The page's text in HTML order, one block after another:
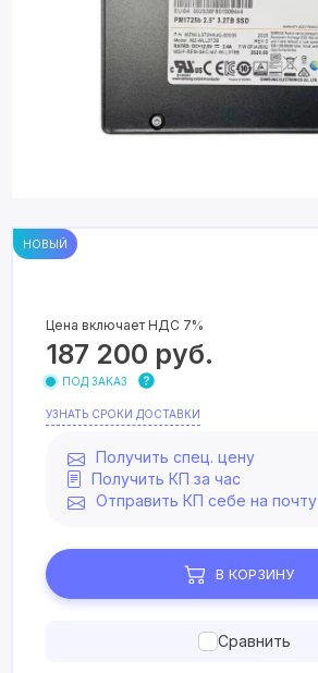
НОВЫЙ
Цена включает НДС 7%
187 200 руб.
ПОД ЗАКАЗ
УЗНАТЬ СРОКИ ДОСТАВКИ
Получить спец. цену
Получить КП за час
Отправить КП себе на почту
В КОРЗИНУ
Сравнить